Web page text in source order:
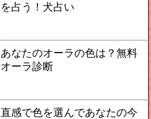
を占う！犬占い
あなたのオーラの色は？無料
オーラ診断
直感で色を選んであなたの今